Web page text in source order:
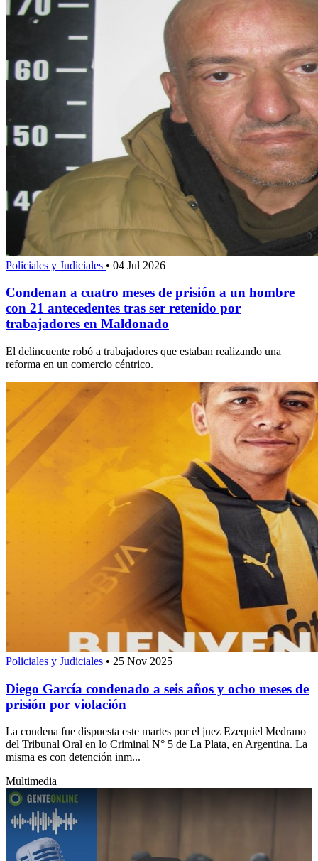
Policiales y Judiciales • 04 Jul 2026
Condenan a cuatro meses de prisión a un hombre
con 21 antecedentes tras ser retenido por
trabajadores en Maldonado
El delincuente robó a trabajadores que estaban realizando una
reforma en un comercio céntrico.
Policiales y Judiciales • 25 Nov 2025
Diego García condenado a seis años y ocho meses de
prisión por violación
La condena fue dispuesta este martes por el juez Ezequiel Medrano
del Tribunal Oral en lo Criminal N° 5 de La Plata, en Argentina. La
misma es con detención inm...
Multimedia